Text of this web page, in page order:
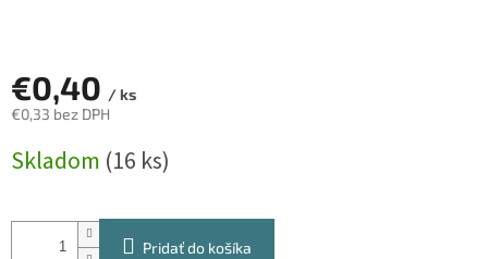
€0,40 / ks
€0,33 bez DPH
cena:
Skladom (16 ks)
Pridať do košíka